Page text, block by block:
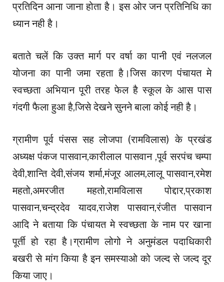
प्रतिदिन आना जाना होता है। इस ओर जन प्रतिनिधि का
ध्यान नही है।
बताते चलें कि उक्त मार्ग पर वर्षा का पानी एवं नलजल
योजना का पानी जमा रहता है।जिस कारण पंचायत मे
स्वच्छता अभियान पूरी तरह फेल है स्कूल के आस पास
गंदगी फैला हुआ है,जिसे देखने सुनने बाला कोई नही है।
ग्रामीण पूर्व पंसस सह लोजपा (रामविलास) के प्रखंड
अध्यक्ष पंकज पासवान,कारीलाल पासवान ,पूर्व सरपंच चम्पा
देवी,शान्ति देवी,संजय शर्मा,मंजूर आलम,लालू पासवान,रमेश
महतो,अमरजीत महतो,रामविलास पोद्दार,प्रकाश
पासवान,चन्द्रदेव यादव,राजेश पासवान,रंजीत पासवान
आदि ने बताया कि पंचायत मे स्वच्छता के नाम पर खाना
पूर्ती हो रहा है।ग्रामीण लोगो ने अनुमंडल पदाधिकारी
बखरी से मांग किया है इन समस्याओ को जल्द से जल्द दूर
किया जाए।